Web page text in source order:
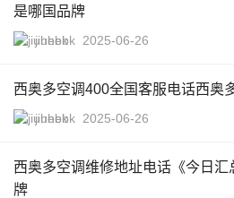
是哪国品牌
jiuhebk 2025-06-26
西奥多空调400全国客服电话西奥
jiuhebk 2025-06-26
西奥多空调维修地址电话《今日
牌